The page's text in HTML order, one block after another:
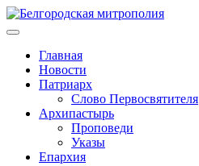
Главная
Новости
Патриарх
Слово Первосвятителя
Архипастырь
Проповеди
Указы
Епархия